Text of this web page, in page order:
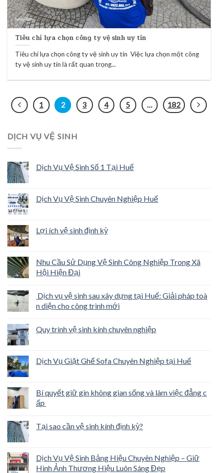
Tiêu chí lựa chọn công ty vệ sinh uy tín
Tiêu chí lựa chọn công ty vệ sinh uy tín Việc lựa chọn một công
ty vệ sinh uy tín là rất quan trọng...
1 2 3 4 5 … 182
DỊCH VỤ VỆ SINH
Dịch Vụ Vệ Sinh Số 1 Tại Huế
Dịch Vụ Vệ Sinh Chuyên Nghiệp Huế
Lợi ích vệ sinh định kỳ
Nhu Cầu Sử Dụng Vệ Sinh Công Nghiệp Trong Xã
Hội Hiện Đại
Dịch vụ vệ sinh sau xây dựng tại Huế: Giải pháp toà
n diện cho công trình mới
Quy trình vệ sinh kính chuyên nghiệp
Dịch Vụ Giặt Ghế Sofa Chuyên Nghiệp tại Huế
Bí quyết giữ gìn không gian sống và làm việc đẳng c
ấp
Tại sao cần vệ sinh kính định kỳ?
Dịch Vụ Vệ Sinh Bảng Hiệu Chuyên Nghiệp – Giữ
Hình Ảnh Thương Hiệu Luôn Sáng Đẹp